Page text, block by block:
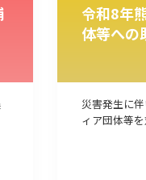
令和8年
体等への
災害発生に
ィア団体等